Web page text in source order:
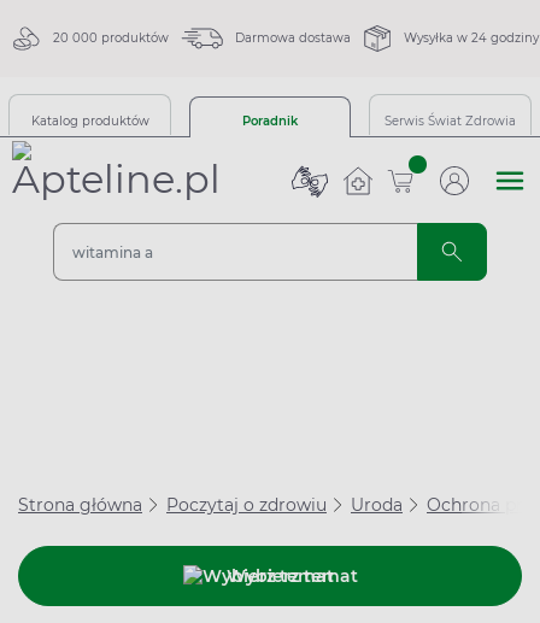
20 000 produktów Darmowa dostawa Wysyłka w 24 godziny
Katalog produktów Poradnik Serwis Świat Zdrowia
sztuk
Strona główna Poczytaj o zdrowiu Uroda Ochrona
Wybierz temat